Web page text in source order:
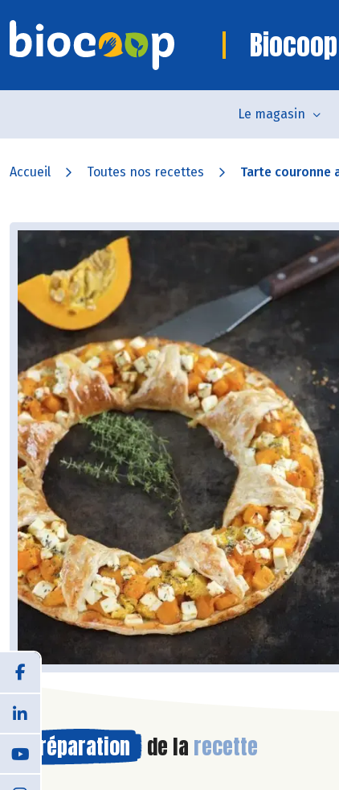
Le magasin
Accueil Toutes nos recettes Tarte couronne
Préparation de la recette